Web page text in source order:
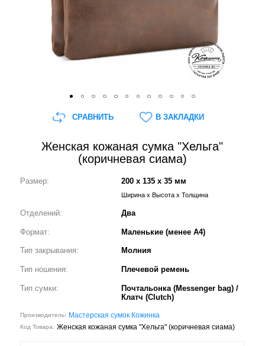
Женская кожаная сумка "Хельга"
(коричневая сиама)
Размер: 200 x 135 x 35 мм
Ширина x Высота x Толщина
Отделений: Два
Формат: Маленькие (менее А4)
Тип закрывания: Молния
Тип ношения: Плечевой ремень
Тип сумки:
Почтальонка (Messenger bag) /
Клатч (Clutch)
Производитель: Мастерская сумок Кожинка
Код Товара: Женская кожаная сумка "Хельга" (коричневая сиама)
СРАВНИТЬ В ЗАКЛАДКИ